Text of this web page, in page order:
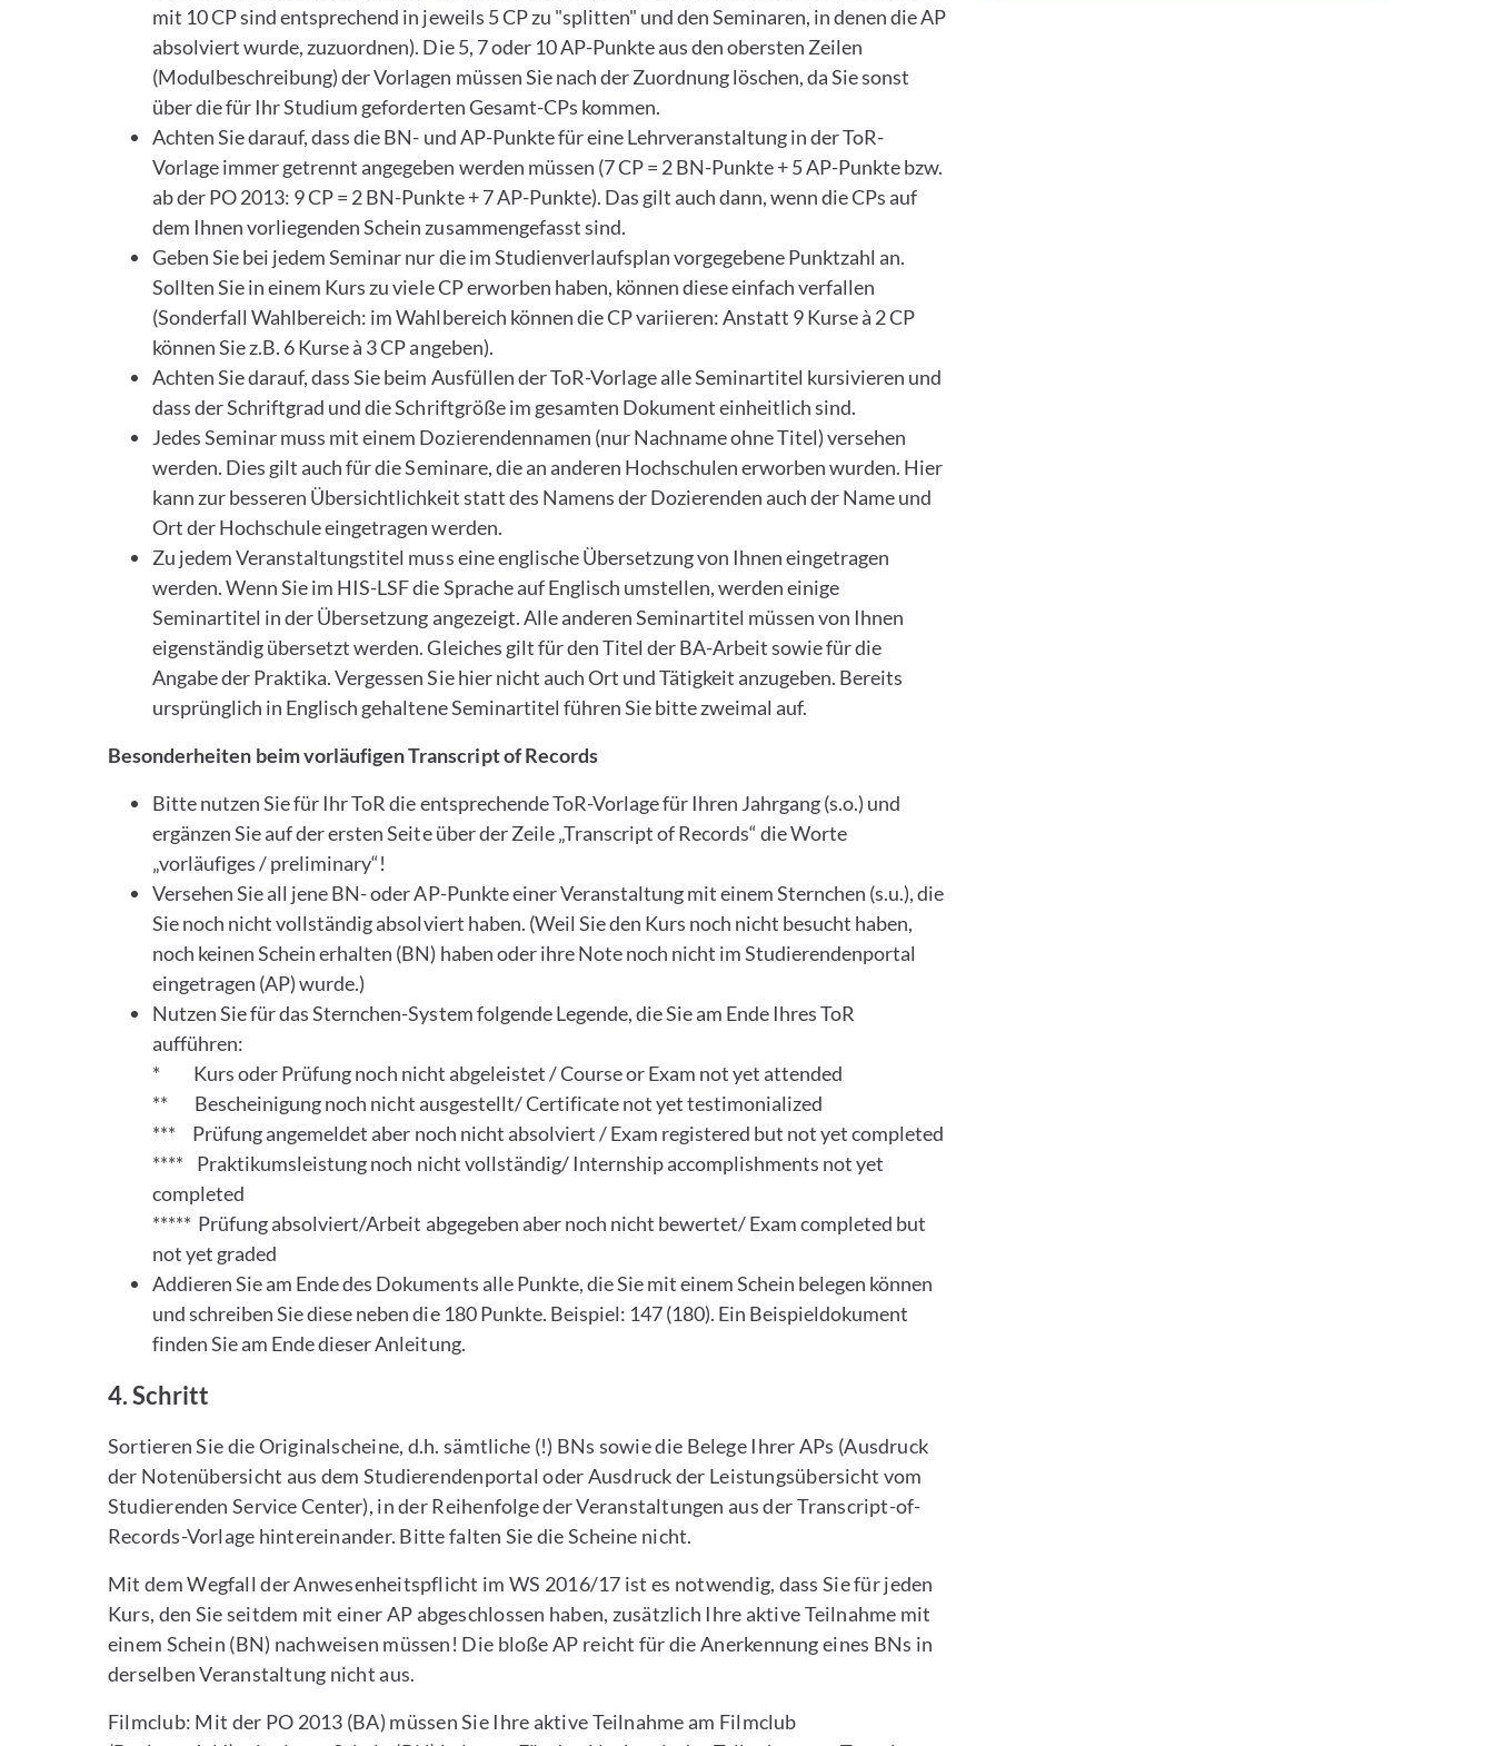
mit 10 CP sind entsprechend in jeweils 5 CP zu "splitten" und den Seminaren, in denen die AP
absolviert wurde, zuzuordnen). Die 5, 7 oder 10 AP-Punkte aus den obersten Zeilen
(Modulbeschreibung) der Vorlagen müssen Sie nach der Zuordnung löschen, da Sie sonst
über die für Ihr Studium geforderten Gesamt-CPs kommen.
Achten Sie darauf, dass die BN- und AP-Punkte für eine Lehrveranstaltung in der ToR-
Vorlage immer getrennt angegeben werden müssen (7 CP = 2 BN-Punkte + 5 AP-Punkte bzw.
ab der PO 2013: 9 CP = 2 BN-Punkte + 7 AP-Punkte). Das gilt auch dann, wenn die CPs auf
dem Ihnen vorliegenden Schein zusammengefasst sind.
Geben Sie bei jedem Seminar nur die im Studienverlaufsplan vorgegebene Punktzahl an.
Sollten Sie in einem Kurs zu viele CP erworben haben, können diese einfach verfallen
(Sonderfall Wahlbereich: im Wahlbereich können die CP variieren: Anstatt 9 Kurse à 2 CP
können Sie z.B. 6 Kurse à 3 CP angeben).
Achten Sie darauf, dass Sie beim Ausfüllen der ToR-Vorlage alle Seminartitel kursivieren und
dass der Schriftgrad und die Schriftgröße im gesamten Dokument einheitlichsind.
Jedes Seminar muss mit einem Dozierendennamen (nur Nachname ohne Titel) versehen
werden. Dies gilt auch für die Seminare, die an anderen Hochschulen erworben wurden. Hier
kann zur besseren Übersichtlichkeit statt des Namens der Dozierenden auch der Name und
Ort der Hochschule eingetragen werden.
Zu jedem Veranstaltungstitel muss eine englische Übersetzung von Ihnen eingetragen
werden. Wenn Sie im HIS-LSF die Sprache auf Englisch umstellen, werden einige
Seminartitel in der Übersetzung angezeigt. Alle anderen Seminartitel müssen von Ihnen
eigenständig übersetzt werden. Gleiches gilt für den Titel der BA-Arbeit sowie für die
Angabe der Praktika. Vergessen Sie hier nicht auch Ort und Tätigkeit anzugeben. Bereits
ursprünglich in Englisch gehaltene Seminartitel führen Sie bitte zweimal auf.
Besonderheiten beim vorläufigen Transcript of Records
Bitte nutzen Sie für Ihr ToR die entsprechende ToR-Vorlage für Ihren Jahrgang (s.o.) und
ergänzen Sie auf der ersten Seite über der Zeile „Transcript of Records“ die Worte
„vorläufiges / preliminary“!
Versehen Sie all jene BN- oder AP-Punkte einer Veranstaltung mit einem Sternchen (s.u.), die
Sie noch nicht vollständig absolviert haben. (Weil Sie den Kurs noch nicht besucht haben,
noch keinen Schein erhalten (BN) haben oder ihre Note noch nicht im Studierendenportal
eingetragen (AP) wurde.)
Nutzen Sie für das Sternchen-System folgende Legende, die Sie am Ende Ihres ToR
aufführen:
* Kurs oder Prüfung noch nicht abgeleistet / Course or Exam not yet attended
** Bescheinigung noch nicht ausgestellt/ Certificate not yet testimonialized
*** Prüfung angemeldet aber noch nicht absolviert / Exam registered but not yet completed
**** Praktikumsleistung noch nicht vollständig/ Internship accomplishments not yet
completed
***** Prüfung absolviert/Arbeit abgegeben aber noch nicht bewertet/ Exam completed but
not yet graded
Addieren Sie am Ende des Dokuments alle Punkte, die Sie mit einem Schein belegen können
und schreiben Sie diese neben die 180 Punkte. Beispiel: 147 (180). Ein Beispieldokument
finden Sie am Ende dieser Anleitung.
4. Schritt
Sortieren Sie die Originalscheine, d.h. sämtliche (!) BNs sowie die Belege Ihrer APs (Ausdruck
der Notenübersicht aus dem Studierendenportal oder Ausdruck der Leistungsübersicht vom
Studierenden Service Center), in der Reihenfolge der Veranstaltungen aus der Transcript-of-
Records-Vorlage hintereinander. Bitte falten Sie die Scheine nicht.
Mit dem Wegfall der Anwesenheitspflicht im WS 2016/17 ist es notwendig, dass Sie für jeden
Kurs, den Sie seitdem mit einer AP abgeschlossen haben, zusätzlich Ihre aktive Teilnahme mit
einem Schein (BN) nachweisen müssen! Die bloße AP reicht für die Anerkennung eines BNs in
derselben Veranstaltung nicht aus.
Filmclub: Mit der PO 2013 (BA) müssen Sie Ihre aktive Teilnahme am Filmclub